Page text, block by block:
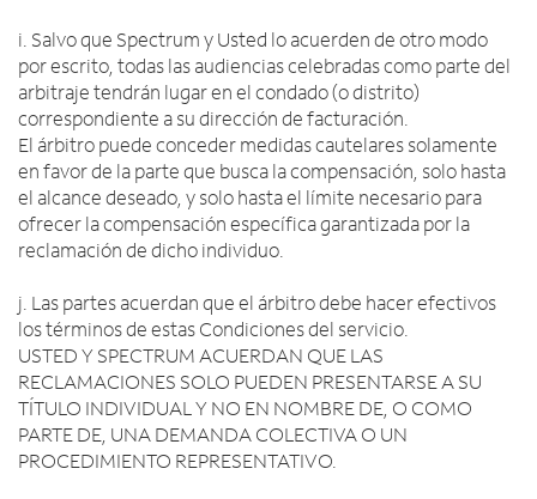
i. Salvo que Spectrum y Usted lo acuerden de otro modo
por escrito, todas las audiencias celebradas como parte del
arbitraje tendrán lugar en el condado (o distrito)
correspondiente a su dirección de facturación.
El árbitro puede conceder medidas cautelares solamente
en favor de la parte que busca la compensación, solo hasta
el alcance deseado, y solo hasta el límite necesario para
ofrecer la compensación específica garantizada por la
reclamación de dicho individuo.
j. Las partes acuerdan que el árbitro debe hacer efectivos
los términos de estas Condiciones del servicio.
USTED Y SPECTRUM ACUERDAN QUE LAS
RECLAMACIONES SOLO PUEDEN PRESENTARSE A SU
TÍTULO INDIVIDUAL Y NO EN NOMBRE DE, O COMO
PARTE DE, UNA DEMANDA COLECTIVA O UN
PROCEDIMIENTO REPRESENTATIVO.